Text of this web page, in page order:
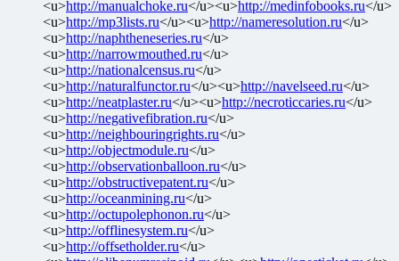
<u>http://manualchoke.ru</u><u>http://medinfobooks.ru</u>
<u>http://mp3lists.ru</u><u>http://nameresolution.ru</u>
<u>http://naphtheneseries.ru</u>
<u>http://narrowmouthed.ru</u>
<u>http://nationalcensus.ru</u>
<u>http://naturalfunctor.ru</u><u>http://navelseed.ru</u>
<u>http://neatplaster.ru</u><u>http://necroticcaries.ru</u>
<u>http://negativefibration.ru</u>
<u>http://neighbouringrights.ru</u>
<u>http://objectmodule.ru</u>
<u>http://observationballoon.ru</u>
<u>http://obstructivepatent.ru</u>
<u>http://oceanmining.ru</u>
<u>http://octupolephonon.ru</u>
<u>http://offlinesystem.ru</u>
<u>http://offsetholder.ru</u>